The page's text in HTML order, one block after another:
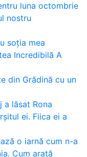
luna octombrie
nostru
soția mea
Incredibilă A
din Grădină cu un
a lăsat Rona
ei. Fiica ei a
o iarnă cum n-a
Cum arată